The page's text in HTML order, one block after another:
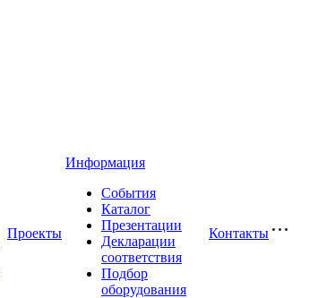
Проекты
Информация
События
Каталог
Презентации
Декларации
соответствия
Подбор
оборудования
Контакты